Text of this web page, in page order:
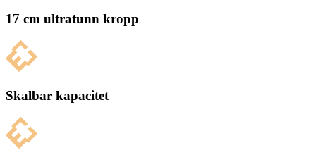
17 cm ultratunn kropp
Skalbar kapacitet